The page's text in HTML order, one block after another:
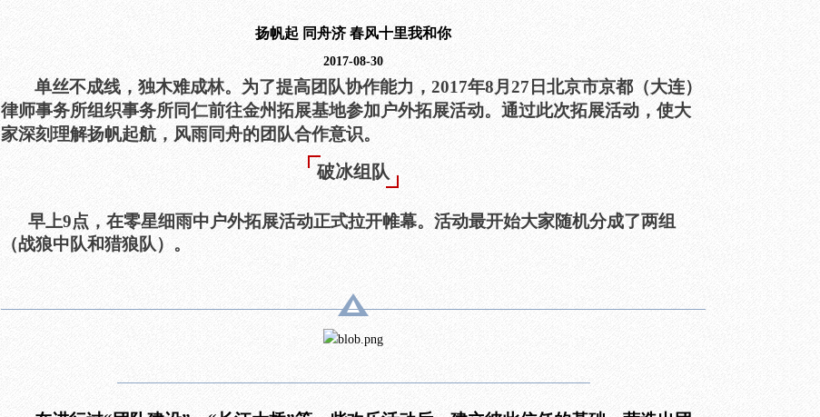
扬帆起 同舟济 春风十里我和你
2017-08-30
单丝不成线，独木难成林。为了提高团队协作能力，2017年8月27日北京市京都（大连）
律师事务所组织事务所同仁前往金州拓展基地参加户外拓展活动。通过此次拓展活动，使大
家深刻理解扬帆起航，风雨同舟的团队合作意识。
破冰组队
早上9点，在零星细雨中户外拓展活动正式拉开帷幕。活动最开始大家随机分成了两组
（战狼中队和猎狼队）。